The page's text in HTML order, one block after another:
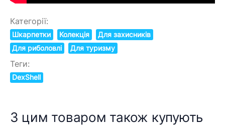
Категорії:
Шкарпетки Колекція
Для захисників
Для риболовлі
Для туризму
Теги:
DexShell
З цим товаром також купують